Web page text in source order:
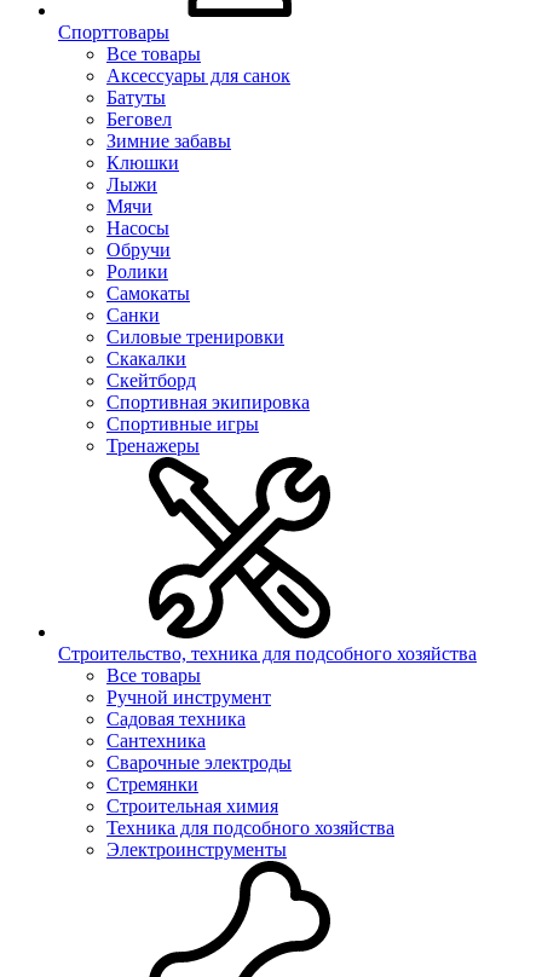
Спорттовары
Все товары
Аксессуары для санок
Батуты
Беговел
Зимние забавы
Клюшки
Лыжи
Мячи
Насосы
Обручи
Ролики
Самокаты
Санки
Силовые тренировки
Скакалки
Скейтборд
Спортивная экипировка
Спортивные игры
Тренажеры
Строительство, техника для подсобного хозяйства
Все товары
Ручной инструмент
Садовая техника
Сантехника
Сварочные электроды
Стремянки
Строительная химия
Техника для подсобного хозяйства
Электроинструменты